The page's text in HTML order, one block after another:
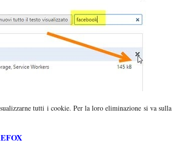
tutti i cookie. Per la loro eliminazione si va sulla